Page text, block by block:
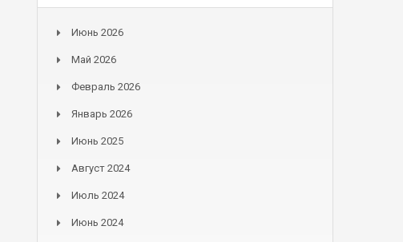
Июнь 2026
Май 2026
Февраль 2026
Январь 2026
Июнь 2025
Август 2024
Июль 2024
Июнь 2024